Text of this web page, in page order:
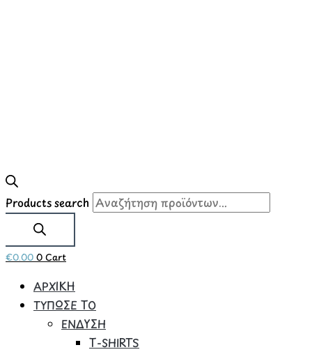
Products search
€0.00 0 Cart
ΑΡΧΙΚΗ
ΤΥΠΩΣΕ ΤΟ
ΕΝΔΥΣΗ
Τ-SHIRTS